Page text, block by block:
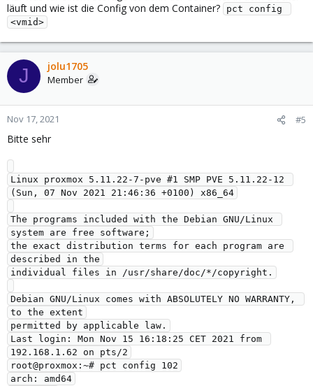
läuft und wie ist die Config von dem Container?
pct config
<vmid>
J jolu1705
Member
Nov 17, 2021 #5
Bitte sehr
Linux proxmox 5.11.22-7-pve #1 SMP PVE 5.11.22-12
(Sun, 07 Nov 2021 21:46:36 +0100) x86_64
The programs included with the Debian GNU/Linux
system are free software;
the exact distribution terms for each program are
described in the
individual files in /usr/share/doc/*/copyright.
Debian GNU/Linux comes with ABSOLUTELY NO WARRANTY,
to the extent
permitted by applicable law.
Last login: Mon Nov 15 16:18:25 CET 2021 from
192.168.1.62 on pts/2
root@proxmox:~# pct config 102
arch: amd64